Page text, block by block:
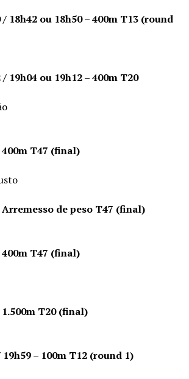
/ 18h42 ou 18h50 – 400m T13 (round
19h04 ou 19h12 – 400m T20
400m T47 (final)
Arremesso de peso T47 (final)
400m T47 (final)
1.500m T20 (final)
– 100m T12 (round 1)